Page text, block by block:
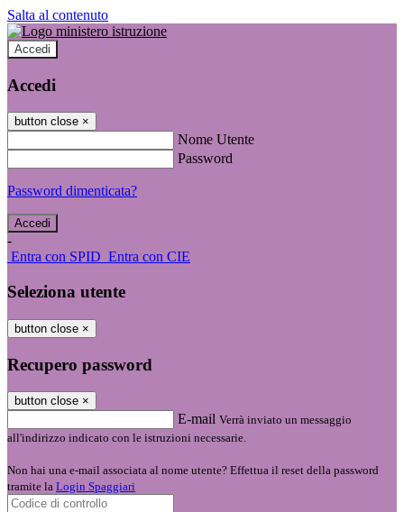
Salta al contenuto
Accedi
Accedi
button close ×
Nome Utente
Password
Password dimenticata?
-
Entra con SPID Entra con CIE
Seleziona utente
button close ×
Recupero password
button close ×
E-mail Verrà inviato un messaggio
all'indirizzo indicato con le istruzioni necessarie.
Non hai una e-mail associata al nome utente? Effettua il reset della password
tramite la Login Spaggiari